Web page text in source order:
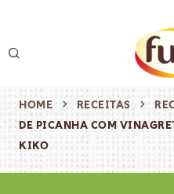
produtos
receitas
origem & sustentabilidade
HOME RECEITAS
DE PICANHA COM
KIKO